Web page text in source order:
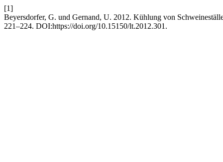
[1]
Beyersdorfer, G. und Gernand, U. 2012. Kühlung von
221–224. DOI:https://doi.org/10.15150/lt.2012.301.